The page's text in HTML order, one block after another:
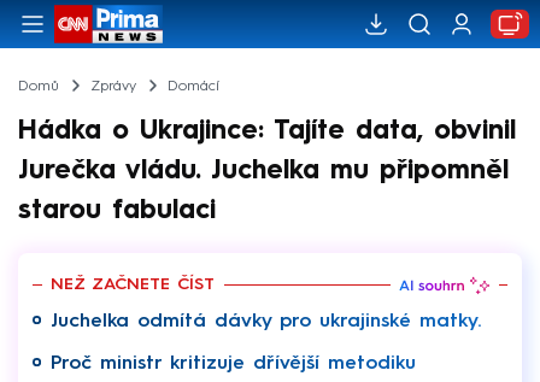
Domů Zprávy Domácí
Hádka o Ukrajince: Tajíte data, obvinil
Jurečka vládu. Juchelka mu připomněl
starou fabulaci
NEŽ ZAČNETE ČÍST
Juchelka odmítá dávky pro ukrajinské matky.
Proč ministr kritizuje dřívější metodiku